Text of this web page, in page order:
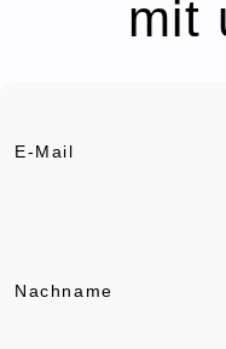
mit
E-Mail
Nachname